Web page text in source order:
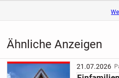
Ähnliche Anzeigen
21.07.2026